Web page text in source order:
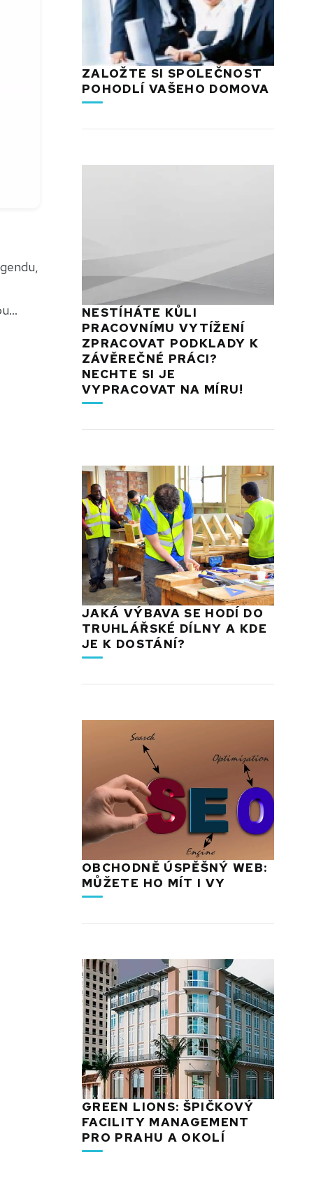
ZALOŽTE SI SPOLEČNOST
POHODLÍ VAŠEHO DOMOVA
NESTÍHÁTE KŮLI
PRACOVNÍMU VYTÍŽENÍ
ZPRACOVAT PODKLADY K
ZÁVĚREČNÉ PRÁCI?
NECHTE SI JE
VYPRACOVAT NA MÍRU!
JAKÁ VÝBAVA SE HODÍ DO
TRUHLÁŘSKÉ DÍLNY A KDE
JE K DOSTÁNÍ?
OBCHODNĚ ÚSPĚŠNÝ WEB:
MŮŽETE HO MÍT I VY
GREEN LIONS: ŠPIČKOVÝ
FACILITY MANAGEMENT
PRO PRAHU A OKOLÍ